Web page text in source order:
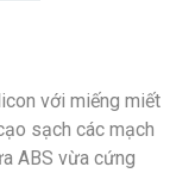
với miếng miết
sạch các mạch
ABS vừa cứng